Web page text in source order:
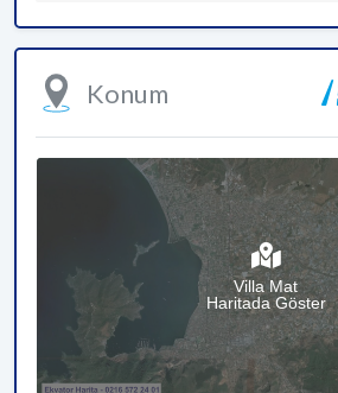
Konum
Villa Mat
Haritada Göster